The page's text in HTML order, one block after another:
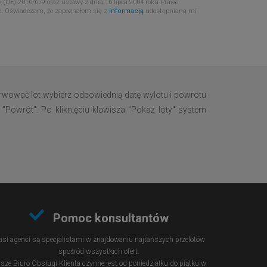
2016/679 oraz ustawy z dnia 16 lipca 2004 roku Prawo
Oświadczam, że zapoznałem się z informacją udostępnianą mi
lot wybierz odpowiednią datę wylotu i powrotu
Po kliknięciu klawisza "Pokaż loty" system
Pomoc konsultantów
agenci są specjalistami w znajdowaniu najtańszych przelotów
spośród wszystkich ofert.
Biuro Obsługi Klienta czynne jest od poniedziałku do piątku w